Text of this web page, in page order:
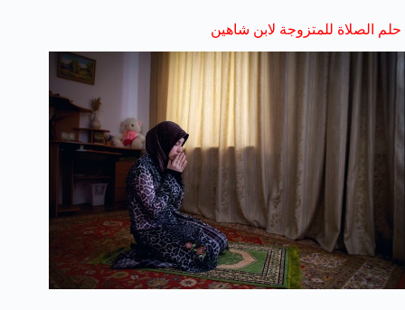
حلم الصلاة للمتزوجة لابن شاهين